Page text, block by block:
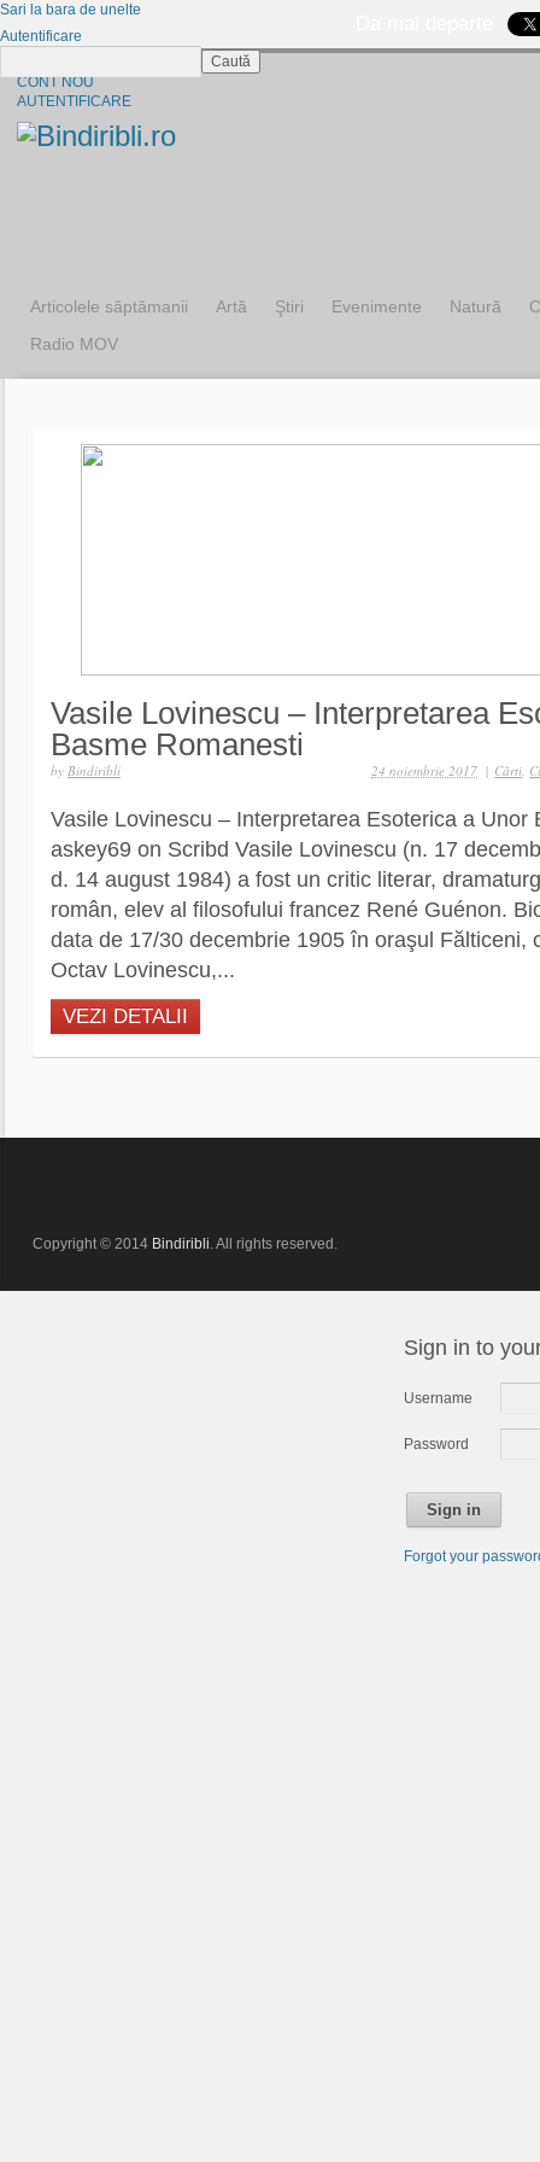
CONT NOU
AUTENTIFICARE
Articolele săptămanii Artă Ştiri Evenimente Natură
Radio MOV
Vasile Lovinescu – Interpretarea
Basme Romanesti
by Bindiribli | Cărti,
24 noiembrie 2017
Vasile Lovinescu – Interpretarea Esoterica a Unor
askey69 on Scribd Vasile Lovinescu (n. 17
d. 14 august 1984) a fost un critic literar,
român, elev al filosofului francez René Guénon.
data de 17/30 decembrie 1905 în oraşul Fălticeni,
Octav Lovinescu,...
VEZI DETALII
Copyright © 2014 Bindiribli. All rights reserved.
Sign in to
Username
Password
Sign in
Forgot your
Sari la bara de unelte
Autentificare
Caută